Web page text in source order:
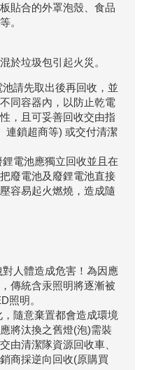
貼合的外罩泡殼、食品
。
於垃圾包引起火災。
請先取出後再回收，並
同容器內，以防止乾電
，且可妥善回收交由指
連鎖超商等) 或交付清潔
電池應獨立回收並且在
廢電池及廢鋰電池直接
容易起火燃燒，造成隨
人體造成危害！為因應
傳統含汞照明將逐漸被
照明。
隨意棄置都會造成環境
將汰換之舊燈(泡)需裝
由清潔隊資源回收車、
商採逆向回收(原購買